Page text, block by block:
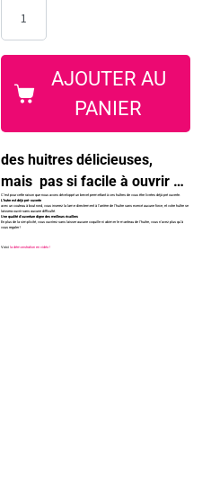
AJOUTER AU
PANIER
des huitres délicieuses,
mais pas si facile à ouvrir …
C’est pour cette raison que nous avons développé un brevet permettant à ces huîtres de vous être livrées déjà pré ouverte.
L’hutre est déjà pré-ouverte
avec un couteau à bout rond, vous inserez la lame directement à l’arrière de l’huitre sans exercé aucune force, et votre huître se
laissera ouvrir sans aucune difficulté.
Une qualité d’ouverture digne des meilleurs écaillers
En plus de la simplicité, vous ouvrirez sans laisser aucune coquille ni abimer le manteau de l’huitre, vous n’avez plus qu’à
vous regaler !
Voici la démonstration en vidéo !